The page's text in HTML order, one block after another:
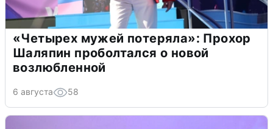
«Четырех мужей потеряла»: Прохор
Шаляпин проболтался о новой
возлюбленной
6 августа 58